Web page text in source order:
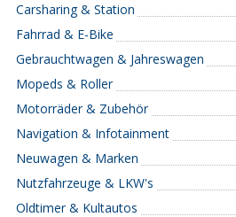
Carsharing & Station
Fahrrad & E-Bike
Gebrauchtwagen & Jahreswagen
Mopeds & Roller
Motorräder & Zubehör
Navigation & Infotainment
Neuwagen & Marken
Nutzfahrzeuge & LKW's
Oldtimer & Kultautos